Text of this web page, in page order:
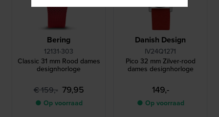
Bering
12131-303
Classic 31 mm Rood dames
designhorloge
€ 159,- 79,95
● Op voorraad
Danish Design
IV24Q1271
Pico 32 mm Zilver-rood
dames designhorloge
149,-
● Op voorraad